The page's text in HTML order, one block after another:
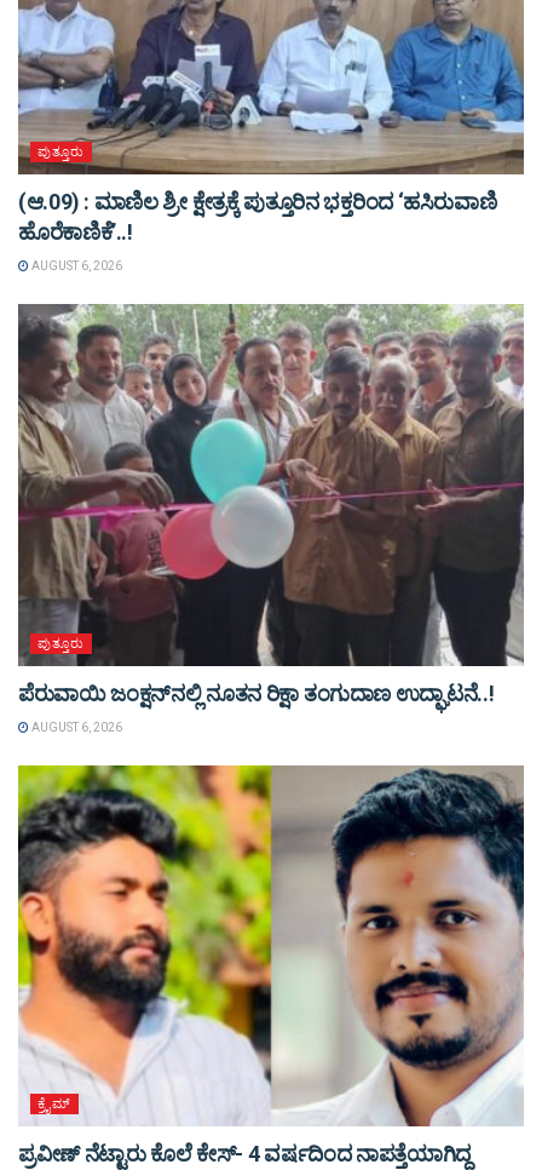
ಪುತ್ತೂರು
(ಆ.09) : ಮಾಣಿಲ ಶ್ರೀ ಕ್ಷೇತ್ರಕ್ಕೆ ಪುತ್ತೂರಿನ ಭಕ್ತರಿಂದ ‘ಹಸಿರುವಾಣಿ
ಹೊರೆಕಾಣಿಕೆ’..!
AUGUST 6, 2026
ಪುತ್ತೂರು
ಪೆರುವಾಯಿ ಜಂಕ್ಷನ್‌ನಲ್ಲಿ ನೂತನ ರಿಕ್ಷಾ ತಂಗುದಾಣ ಉದ್ಘಾಟನೆ..!
AUGUST 6, 2026
ಕ್ರೈಮ್
ಪ್ರವೀಣ್ ನೆಟ್ಟಾರು ಕೊಲೆ ಕೇಸ್‌- 4 ವರ್ಷದಿಂದ ನಾಪತ್ತೆಯಾಗಿದ್ದ